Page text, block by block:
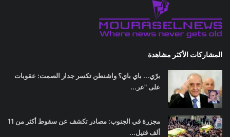
المشاركات الأكثر مشاهدة
برّي... باي باي؟ واشنطن تكسر جدار الصمت: عقوبات
على "عر...
مجزرة في الجنوب: مصادر تكشف عن سقوط أكثر من 11
ألف قتيل...